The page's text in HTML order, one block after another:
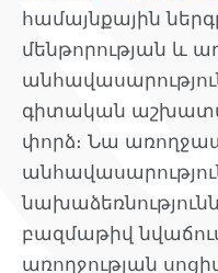
համայնքային
մենթորության և
գիտական
փորձ։ Նա
բազմաթիվ
առողջության